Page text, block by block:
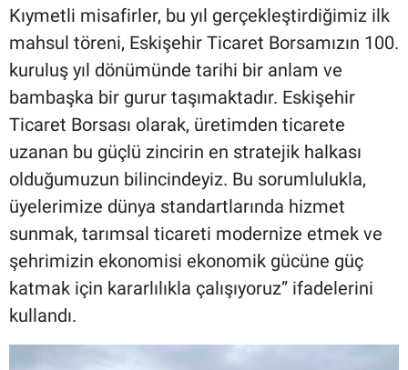
Kıymetli misafirler, bu yıl gerçekleştirdiğimiz ilk
mahsul töreni, Eskişehir Ticaret Borsamızın 100.
kuruluş yıl dönümünde tarihi bir anlam ve
bambaşka bir gurur taşımaktadır. Eskişehir
Ticaret Borsası olarak, üretimden ticarete
uzanan bu güçlü zincirin en stratejik halkası
olduğumuzun bilincindeyiz. Bu sorumlulukla,
üyelerimize dünya standartlarında hizmet
sunmak, tarımsal ticareti modernize etmek ve
şehrimizin ekonomisi ekonomik gücüne güç
katmak için kararlılıkla çalışıyoruz” ifadelerini
kullandı.